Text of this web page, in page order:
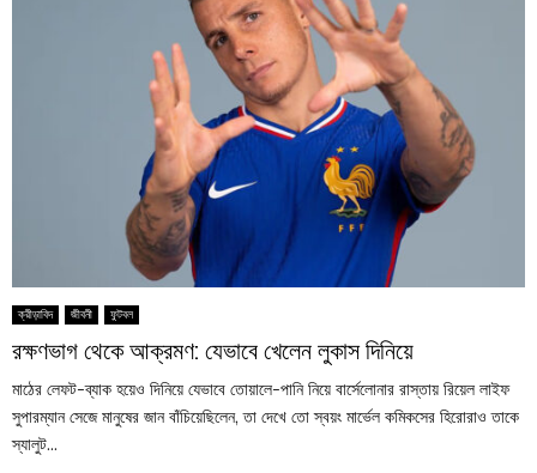
ক্রীড়াবিদ জীবনী ফুটবল
রক্ষণভাগ থেকে আক্রমণ: যেভাবে খেলেন লুকাস দিনিয়ে
মাঠের লেফট-ব্যাক হয়েও দিনিয়ে যেভাবে তোয়ালে-পানি নিয়ে বার্সেলোনার রাস্তায় রিয়েল লাইফ
সুপারম্যান সেজে মানুষের জান বাঁচিয়েছিলেন, তা দেখে তো স্বয়ং মার্ভেল কমিকসের হিরোরাও তাকে
স্যালুট...